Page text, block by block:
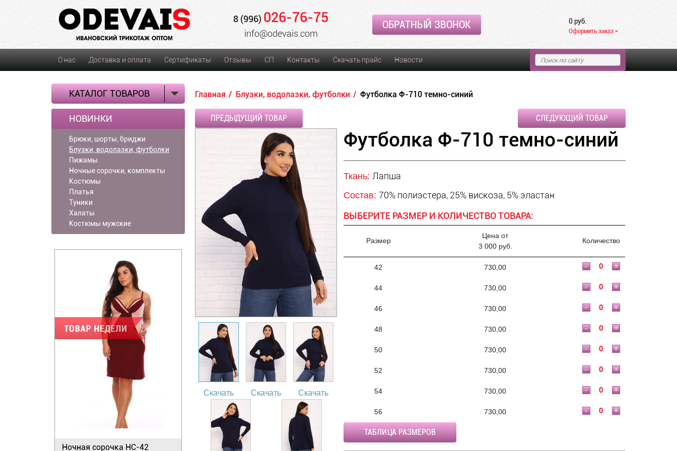
8 (996) 026-76-75
info@odevais.com
ОБРАТНЫЙ ЗВОНОК 0 руб.
Оформить заказ »
О нас Доставка и оплата Сертификаты Отзывы СП Контакты Скачать прайс Новости
КАТАЛОГ ТОВАРОВ
НОВИНКИ
Брюки, шорты, бриджи
Блузки, водолазки, футболки
Пижамы
Ночные сорочки, комплекты
Костюмы
Платья
Туники
Халаты
Костюмы мужские
Ночная сорочка НС-42
Главная Блузки, водолазки, футболки Футболка Ф-710 темно-синий
ПРЕДЫДУЩИЙ ТОВАР СЛЕДУЮЩИЙ ТОВАР
Скачать Скачать Скачать
Футболка Ф-710 темно-синий
Ткань: Лапша
Состав: 70% полиэстера, 25% вискоза, 5% эластан
ВЫБЕРИТЕ РАЗМЕР И КОЛИЧЕСТВО ТОВАРА:
Размер
Цена от
3 000 руб.
Количество
42 730,00 +
-
44 730,00 +
-
46 730,00 +
-
48 730,00 +
-
50 730,00 +
-
52 730,00 +
-
54 730,00 +
-
56 730,00 +
-
ТАБЛИЦА РАЗМЕРОВ